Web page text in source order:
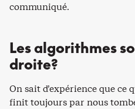
communiqué.
Les algorithmes
droite?
On sait d’expérience que ce
finit toujours par nous